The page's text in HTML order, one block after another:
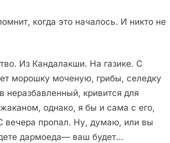
когда это началось. И никто не
Из Кандалакши. На газике. С
морошку моченую, грибы, селедку
кривится для
однако, я бы и сама с его,
вечера пропал. Ну, думаю, или вы
дармоеда— ваш будет…